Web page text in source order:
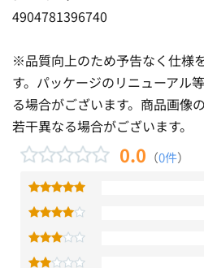
4904781396740
※品質向上のため予告なく仕様
す。パッケージのリニューアル
る場合がございます。商品画像
若干異なる場合がございます。
0.0 （0件）